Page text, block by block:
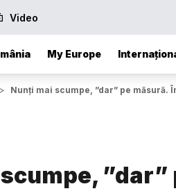
Video
My Europe
> Nunți mai scumpe, ”dar” pe
”dar”